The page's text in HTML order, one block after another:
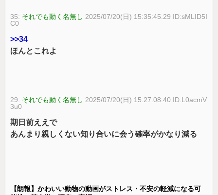
35: それでも動く名無し 2025/07/20(日) 15:35:45.29 ID:sMLID5I
C0
>>34
ほんとこれよ
29: それでも動く名無し 2025/07/20(日) 15:27:08.40 ID:L0acmV
3u0
期日前ええで
あんまり親しくない知り合いに会う確率がかなり減る
【朗報】かわいい動物の動画がストレス・不安の軽減になる可